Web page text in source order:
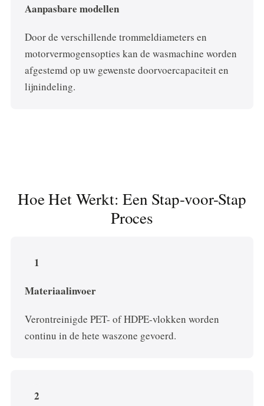
Aanpasbare modellen
Door de verschillende trommeldiameters en
motorvermogensopties kan de wasmachine worden
afgestemd op uw gewenste doorvoercapaciteit en
lijnindeling.
Hoe Het Werkt: Een Stap-voor-Stap
Proces
1
Materiaalinvoer
Verontreinigde PET- of HDPE-vlokken worden
continu in de hete waszone gevoerd.
2